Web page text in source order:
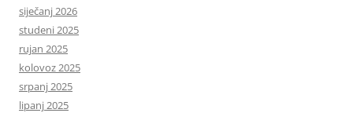
siječanj 2026
studeni 2025
rujan 2025
kolovoz 2025
srpanj 2025
lipanj 2025